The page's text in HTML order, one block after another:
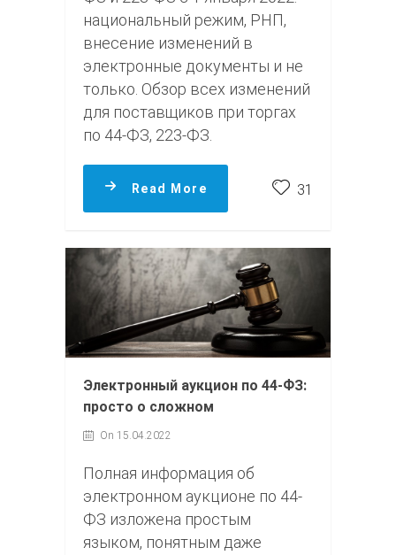
национальный режим, РНП,
внесение изменений в
электронные документы и не
только. Обзор всех изменений
для поставщиков при торгах
по 44-ФЗ, 223-ФЗ.
Read More 31
Электронный аукцион по 44-ФЗ:
просто о сложном
On 15.04.2022
Полная информация об
электронном аукционе по 44-
ФЗ изложена простым
языком, понятным даже